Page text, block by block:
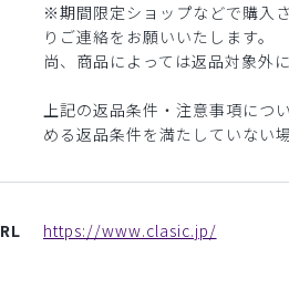
※期間限定ショップなどで購入
りご連絡をお願いいたします。
尚、商品によっては返品対象外
上記の返品条件・注意事項につ
める返品条件を満たしていない
https://www.clasic.jp/